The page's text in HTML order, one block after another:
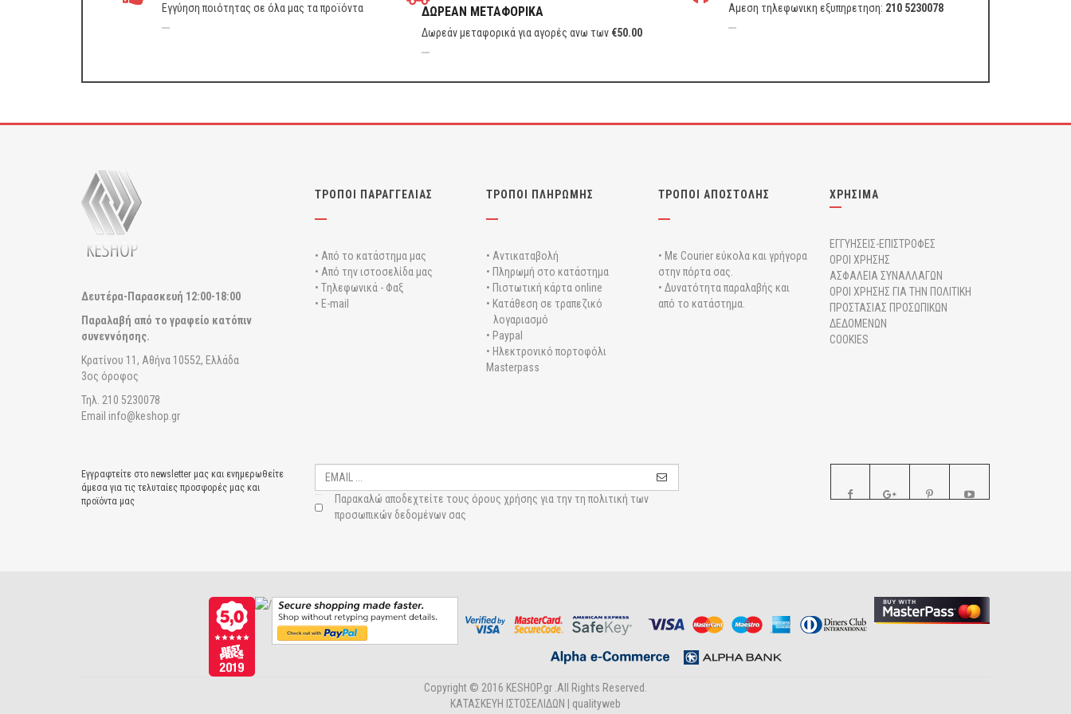
Εγγύηση ποιότητας σε όλα μας τα προϊόντα ΔΩΡΕΑΝ ΜΕΤΑΦΟΡΙΚΑ
Δωρεάν μεταφορικά για αγορές ανω των €50.00
Αμεση τηλεφωνικη εξυπηρετηση: 210 5230078
Δευτέρα-Παρασκευή 12:00-18:00
Παραλαβή από το γραφείο κατόπιν
συνεννόησης.
Κρατίνου 11, Αθήνα 10552, Ελλάδα
3ος όροφος
Τηλ. 210 5230078
Email info@keshop.gr
ΤΡΟΠΟΙ ΠΑΡΑΓΓΕΛΙΑΣ
• Από το κατάστημα μας
• Από την ιστοσελίδα μας
• Tηλεφωνικά - Φαξ
• E-mail
ΤΡΟΠΟΙ ΠΛΗΡΩΜΗΣ
• Αντικαταβολή
• Πληρωμή στο κατάστημα
• Πιστωτική κάρτα online
• Κατάθεση σε τραπεζικό
λογαριασμό
• Paypal
• Ηλεκτρονικό πορτοφόλι
Masterpass
ΤΡΟΠΟΙ ΑΠΟΣΤΟΛΗΣ
• Με Courier εύκολα και γρήγορα
στην πόρτα σας.
• Δυνατότητα παραλαβής και
από το κατάστημα.
ΧΡΗΣΙΜΑ
ΕΓΓΥΗΣΕΙΣ-ΕΠΙΣΤΡΟΦΕΣ
ΟΡΟΙ ΧΡΗΣΗΣ
ΑΣΦΑΛΕΙΑ ΣΥΝΑΛΛΑΓΩΝ
ΟΡΟΙ ΧΡΗΣΗΣ ΓΙΑ ΤΗΝ ΠΟΛΙΤΙΚΗ
ΠΡΟΣΤΑΣΙΑΣ ΠΡΟΣΩΠΙΚΩΝ
ΔΕΔΟΜΕΝΩΝ
COOKIES
Εγγραφτείτε στο newsletter μας και ενημερωθείτε
άμεσα για τις τελυταίες προσφορές μας και
προϊόντα μας
Παρακαλώ αποδεχτείτε τους όρους χρήσης για την τη πολιτική των
προσωπικών δεδομένων σας
Copyright © 2016 KESHOP.gr .All Rights Reserved.
ΚΑΤΑΣΚΕΥΗ ΙΣΤΟΣΕΛΙΔΩΝ |
qualityweb